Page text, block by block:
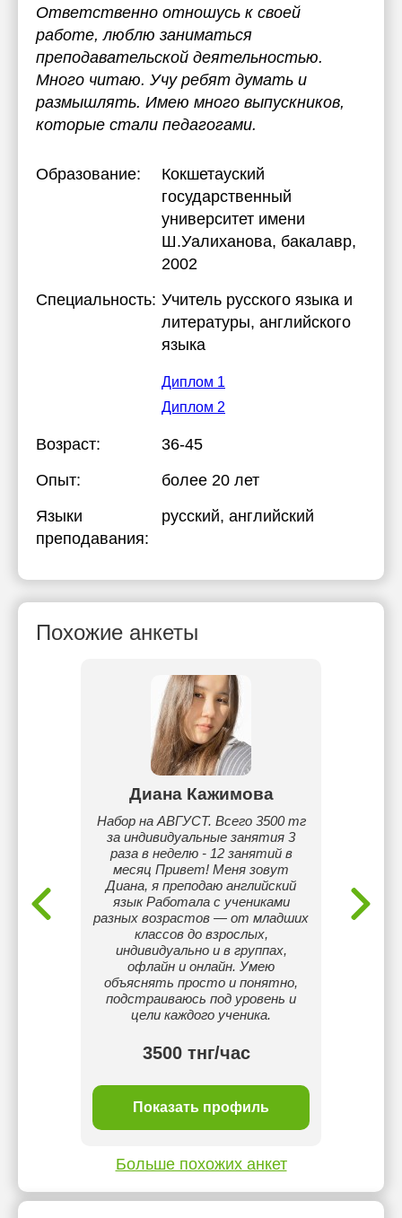
Ответственно отношусь к своей
работе, люблю заниматься
преподавательской деятельностью.
Много читаю. Учу ребят думать и
размышлять. Имею много выпускников,
которые стали педагогами.
Образование:
Кокшетауский
государственный
университет имени
Ш.Уалиханова, бакалавр,
2002
Специальность: Учитель русского языка и
литературы, английского
языка
Диплом 1
Диплом 2
Возраст:
36-45
Опыт:
более 20 лет
Языки
преподавания:
русский, английский
Похожие анкеты
Диана Кажимова
Набор на АВГУСТ. Всего 3500 тг
за индивидуальные занятия 3
раза в неделю - 12 занятий в
месяц Привет! Меня зовут
Диана, я преподаю английский
язык Работала с учениками
разных возрастов — от младших
классов до взрослых,
индивидуально и в группах,
офлайн и онлайн. Умею
объяснять просто и понятно,
подстраиваюсь под уровень и
цели каждого ученика.
3500 тнг/час
Показать профиль
Больше похожих анкет